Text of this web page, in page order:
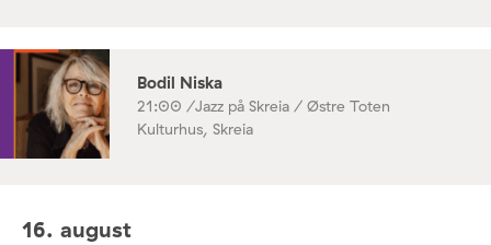
Bodil Niska
21:00 /Jazz på Skreia / Østre Toten
Kulturhus, Skreia
16. august